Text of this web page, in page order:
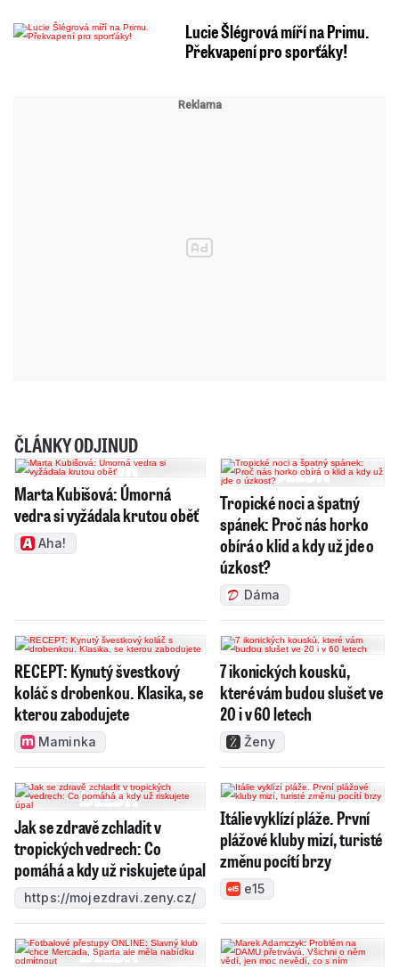
Lucie Šlégrová míří na Primu.
Překvapení pro sporťáky!
ČLÁNKY ODJINUD
Marta Kubišová: Úmorná
vedra si vyžádala krutou oběť
Aha!
Tropické noci a špatný
spánek: Proč nás horko
obírá o klid a kdy už jde o
úzkost?
Dáma
RECEPT: Kynutý švestkový
koláč s drobenkou. Klasika, se
kterou zabodujete
Maminka
7 ikonických kousků,
které vám budou slušet ve
20 i v 60 letech
Ženy
Jak se zdravě zchladit v
tropických vedrech: Co
pomáhá a kdy už riskujete úpal
https://mojezdravi.zeny.cz/
Itálie vyklízí pláže. První
plážové kluby mizí, turisté
změnu pocítí brzy
e15